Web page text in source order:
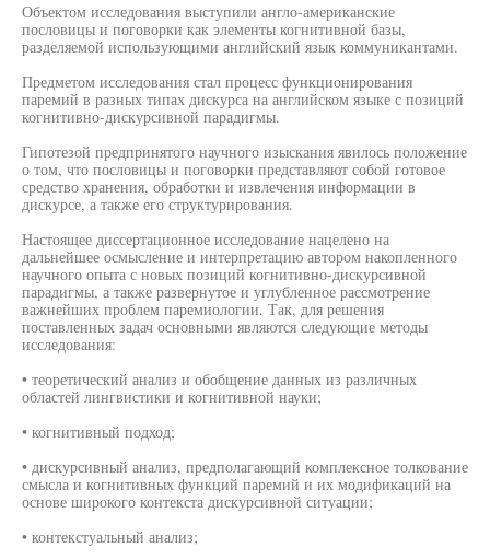
Объектом исследования выступили англо-американские
пословицы и поговорки как элементы когнитивной базы,
разделяемой использующими английский язык коммуникантами.
Предметом исследования стал процесс функционирования
паремий в разных типах дискурса на английском языке с позиций
когнитивно-дискурсивной парадигмы.
Гипотезой предпринятого научного изыскания явилось положение
о том, что пословицы и поговорки представляют собой готовое
средство хранения, обработки и извлечения информации в
дискурсе, а также его структурирования.
Настоящее диссертационное исследование нацелено на
дальнейшее осмысление и интерпретацию автором накопленного
научного опыта с новых позиций когнитивно-дискурсивной
парадигмы, а также развернутое и углубленное рассмотрение
важнейших проблем паремиологии. Так, для решения
поставленных задач основными являются следующие методы
исследования:
• теоретический анализ и обобщение данных из различных
областей лингвистики и когнитивной науки;
• когнитивный подход;
• дискурсивный анализ, предполагающий комплексное толкование
смысла и когнитивных функций паремий и их модификаций на
основе широкого контекста дискурсивной ситуации;
• контекстуальный анализ;